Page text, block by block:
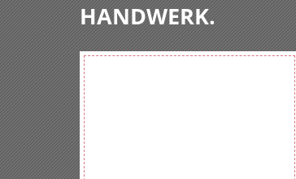
HANDWERK.